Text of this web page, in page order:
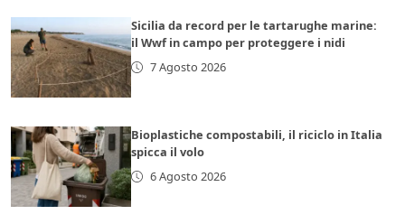
Sicilia da record per le tartarughe marine:
il Wwf in campo per proteggere i nidi
7 Agosto 2026
Bioplastiche compostabili, il riciclo in Italia
spicca il volo
6 Agosto 2026